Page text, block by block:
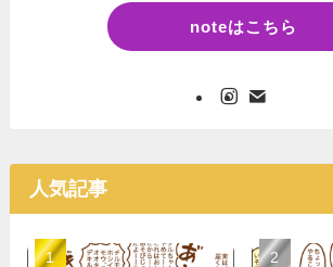
noteはこちら
人気記事